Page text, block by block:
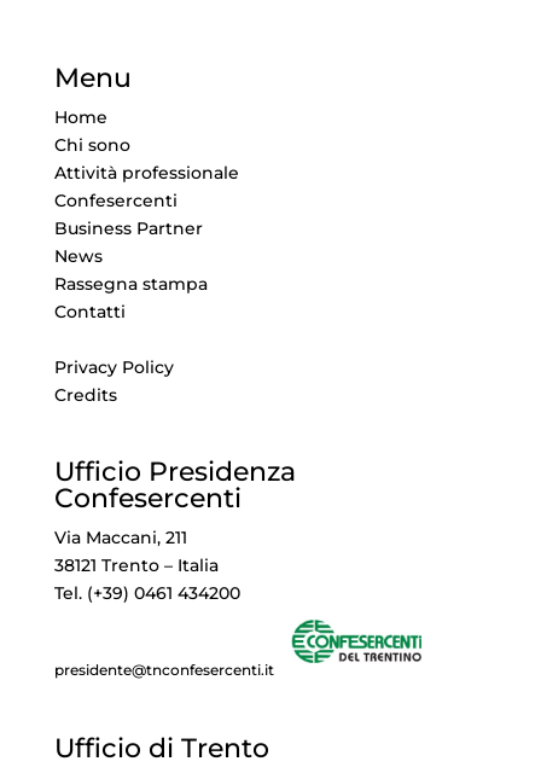
Menu
Home
Chi sono
Attività professionale
Confesercenti
Business Partner
News
Rassegna stampa
Contatti
Privacy Policy
Credits
Ufficio Presidenza
Confesercenti
Via Maccani, 211
38121 Trento – Italia
Tel. (+39) 0461 434200
presidente@tnconfesercenti.it
Ufficio di Trento